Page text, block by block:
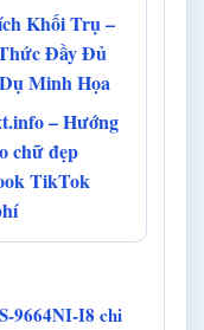
Khối Trụ –
Đầy Đủ
Minh Họa
– Hướng
chữ đẹp
TikTok
9664NI-I8 chi